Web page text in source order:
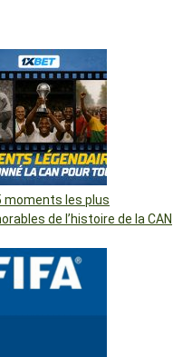
moments les plus
de l’histoire de la CAN